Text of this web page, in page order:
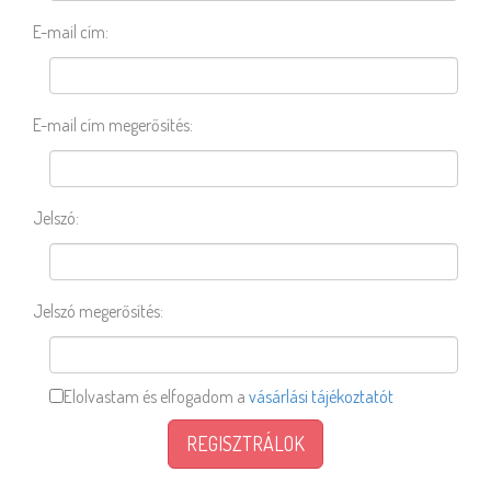
E-mail cím:
E-mail cím megerősítés:
Jelszó:
Jelszó megerősítés:
Elolvastam és elfogadom a vásárlási tájékoztatót
REGISZTRÁLOK